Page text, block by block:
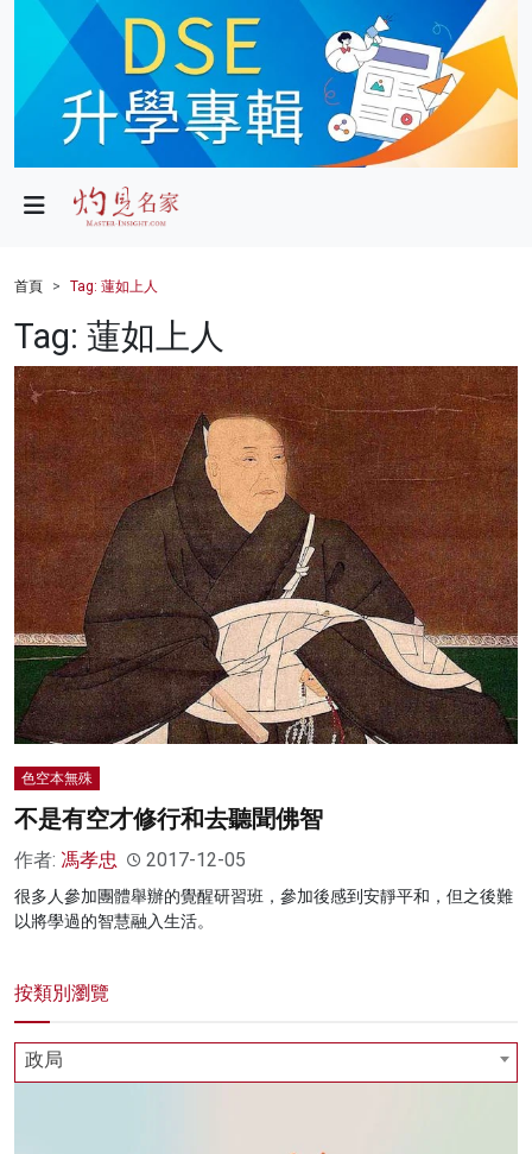
政局
財經
健康
商業
科技
影片
名家榜
灼見活動
關於我們
首頁 Tag: 蓮如上人
Tag: 蓮如上人
色空本無殊
不是有空才修行和去聽聞佛智
作者: 馮孝忠 2017-12-05
很多人參加團體舉辦的覺醒研習班，參加後感到安靜平和，但之後難
以將學過的智慧融入生活。
按類別瀏覽
政局